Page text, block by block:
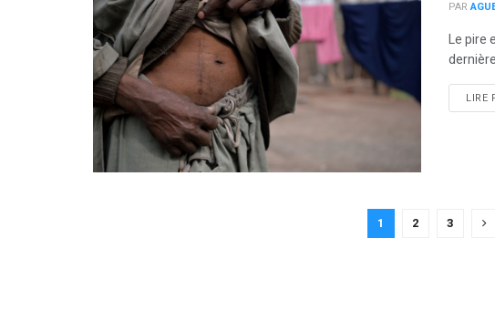
PAR
Le pire
LIRE
1 2 3